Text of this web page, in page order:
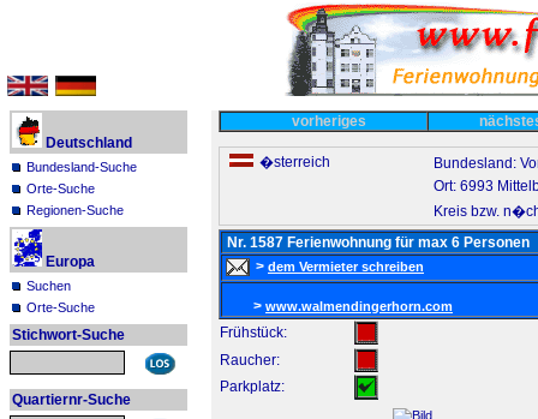
Deutschland
Bundesland-Suche
Orte-Suche
Regionen-Suche
Europa
Suchen
Orte-Suche
Stichwort-Suche
Quartiernr-Suche
vorheriges
�sterreich
Bundesland:
Ort: 6993
Kreis bzw.
Nr. 1587 Ferienwohnung für max 6 Personen
> dem Vermieter schreiben
> www.walmendingerhorn.com
Frühstück:
Raucher:
Parkplatz: